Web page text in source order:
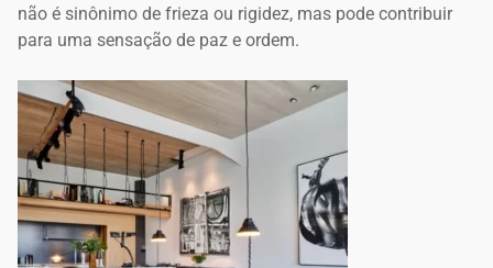
não é sinônimo de frieza ou rigidez, mas pode contribuir
para uma sensação de paz e ordem.